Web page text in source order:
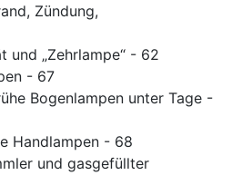
Zündung,
und „Zehrlampe“ - 62
- 67
Bogenlampen unter Tage -
Handlampen - 68
und gasgefüllter